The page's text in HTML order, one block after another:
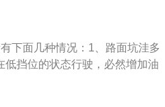
品质越级家轿”。
和1.2mm厚钢板和侧面防撞钢
发动机，拥有40万公
时候，菱智V3的发动机还在最
箱，可靠耐用，当其他变速箱
智V3上市后迅速热销，市场预
下面几种情况：1、路面坑洼多
挡位的状态行驶，必然增加油
厢当成了仓库，不管有用没用